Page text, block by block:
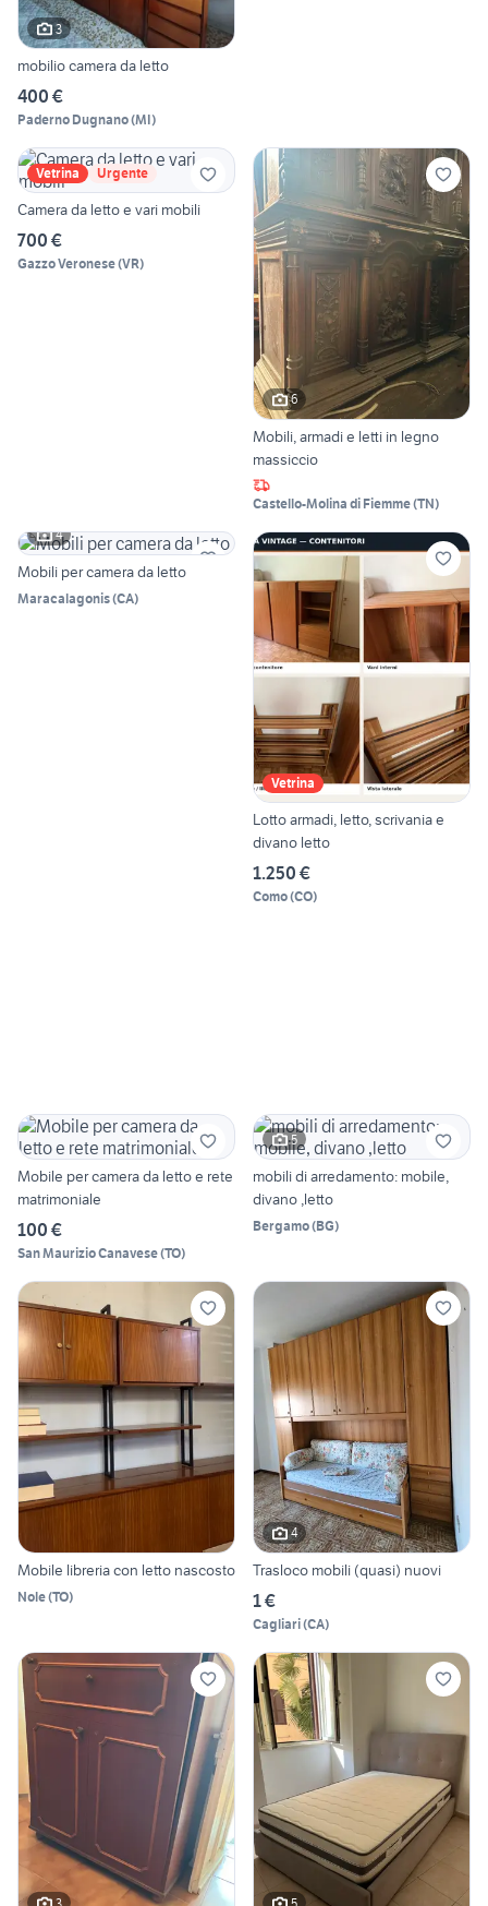
3
mobilio camera da letto
400 €
Paderno Dugnano(MI)
Vetrina Urgente
Camera da letto e vari mobili
700 €
Gazzo Veronese(VR)
6
Mobili, armadi e letti in legno
massiccio
Castello-Molina di Fiemme(TN)
4
Mobili per camera da letto
Maracalagonis(CA)
Vetrina
Lotto armadi, letto, scrivania e
divano letto
1.250 €
Como(CO)
Mobile per camera da letto e rete
matrimoniale
100 €
San Maurizio Canavese(TO)
5
mobili di arredamento: mobile,
divano ,letto
Bergamo(BG)
Mobile libreria con letto nascosto
Nole(TO)
4
Trasloco mobili (quasi) nuovi
1 €
Cagliari(CA)